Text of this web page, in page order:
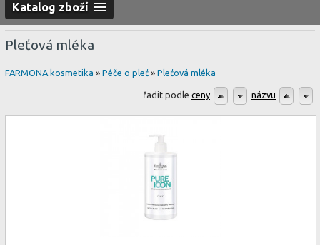
Katalog zboží
Pleťová mléka
FARMONA kosmetika » Péče o pleť » Pleťová mléka
řadit podle ceny názvu